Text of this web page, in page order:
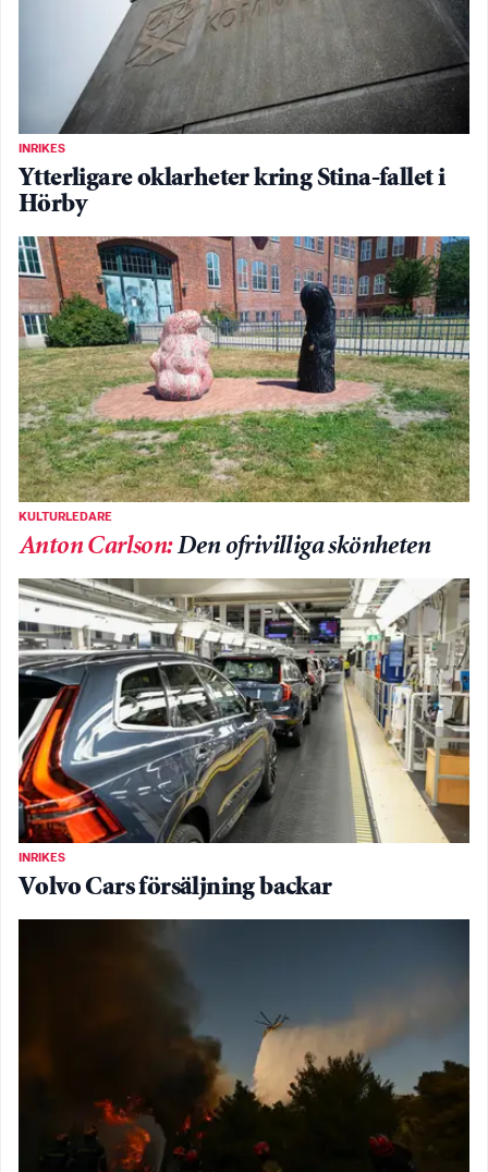
INRIKES
Ytterligare oklarheter kring Stina-fallet i
Hörby
KULTURLEDARE
Anton Carlson:Den ofrivilliga skönheten
INRIKES
Volvo Cars försäljning backar